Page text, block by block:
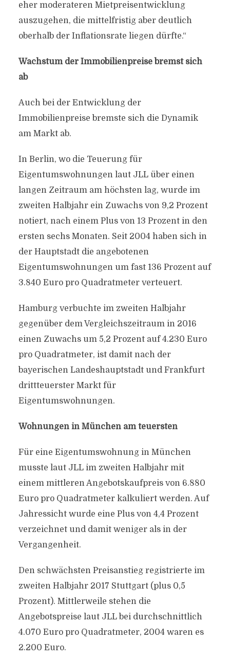
eher moderateren Mietpreisentwicklung
auszugehen, die mittelfristig aber deutlich
oberhalb der Inflationsrate liegen dürfte.“
Wachstum der Immobilienpreise bremst sich
ab
Auch bei der Entwicklung der
Immobilienpreise bremste sich die Dynamik
am Markt ab.
In Berlin, wo die Teuerung für
Eigentumswohnungen laut JLL über einen
langen Zeitraum am höchsten lag, wurde im
zweiten Halbjahr ein Zuwachs von 9,2 Prozent
notiert, nach einem Plus von 13 Prozent in den
ersten sechs Monaten. Seit 2004 haben sich in
der Hauptstadt die angebotenen
Eigentumswohnungen um fast 136 Prozent auf
3.840 Euro pro Quadratmeter verteuert.
Hamburg verbuchte im zweiten Halbjahr
gegenüber dem Vergleichszeitraum in 2016
einen Zuwachs um 5,2 Prozent auf 4.230 Euro
pro Quadratmeter, ist damit nach der
bayerischen Landeshauptstadt und Frankfurt
drittteuerster Markt für
Eigentumswohnungen.
Wohnungen in München am teuersten
Für eine Eigentumswohnung in München
musste laut JLL im zweiten Halbjahr mit
einem mittleren Angebotskaufpreis von 6.880
Euro pro Quadratmeter kalkuliert werden. Auf
Jahressicht wurde eine Plus von 4,4 Prozent
verzeichnet und damit weniger als in der
Vergangenheit.
Den schwächsten Preisanstieg registrierte im
zweiten Halbjahr 2017 Stuttgart (plus 0,5
Prozent). Mittlerweile stehen die
Angebotspreise laut JLL bei durchschnittlich
4.070 Euro pro Quadratmeter, 2004 waren es
2.200 Euro.